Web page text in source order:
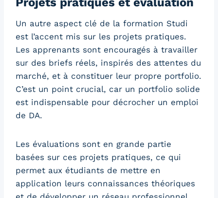
Un autre aspect clé de la formation Studi
est l’accent mis sur les projets pratiques.
Les apprenants sont encouragés à travailler
sur des briefs réels, inspirés des attentes du
marché, et à constituer leur propre portfolio.
C’est un point crucial, car un portfolio solide
est indispensable pour décrocher un emploi
de DA.
Les évaluations sont en grande partie
basées sur ces projets pratiques, ce qui
permet aux étudiants de mettre en
application leurs connaissances théoriques